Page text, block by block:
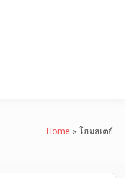
Home » โฮมสเตย์